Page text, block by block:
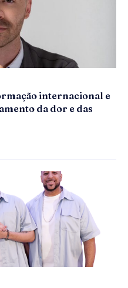
internacional e
da dor e das